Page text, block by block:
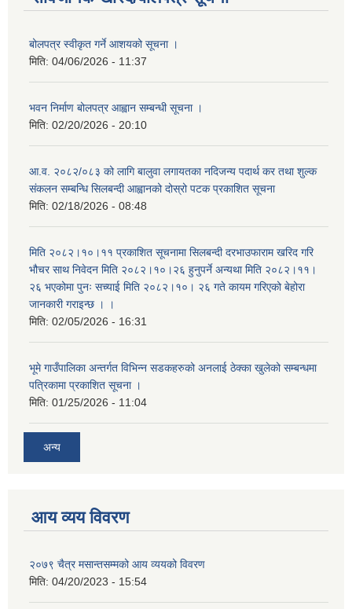
बोलपत्र स्वीकृत गर्ने आशयको सूचना ।
मिति: 04/06/2026 - 11:37
भवन निर्माण बोलपत्र आह्वान सम्बन्धी सूचना ।
मिति: 02/20/2026 - 20:10
आ.व. २०८२/०८३ को लागि बालुवा लगायतका नदिजन्य पदार्थ कर तथा शुल्क
संकलन सम्बन्धि सिलबन्दी आह्वानको दोस्रो पटक प्रकाशित सूचना
मिति: 02/18/2026 - 08:48
मिति २०८२।१०।११ प्रकाशित सूचनामा सिलबन्दी दरभाउफाराम खरिद गरि
भौचर साथ निवेदन मिति २०८२।१०।२६ हुनुपर्ने अन्यथा मिति २०८२।११।
२६ भएकोमा पुनः सच्याई मिति २०८२।१०। २६ गते कायम गरिएको बेहोरा
जानकारी गराइन्छ । ।
मिति: 02/05/2026 - 16:31
भूमे गाउँपालिका अन्तर्गत विभिन्न सडकहरुको अनलाई ठेक्का खुलेको सम्बन्धमा
पत्रिकामा प्रकाशित सूचना ।
मिति: 01/25/2026 - 11:04
अन्य
आय व्यय विवरण
२०७९ चैत्र मसान्तसम्मको आय व्ययको विवरण
मिति: 04/20/2023 - 15:54